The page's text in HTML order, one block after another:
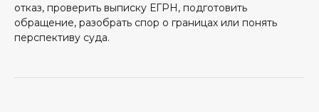
отказ, проверить выписку ЕГРН, подготовить
обращение, разобрать спор о границах или понять
перспективу суда.